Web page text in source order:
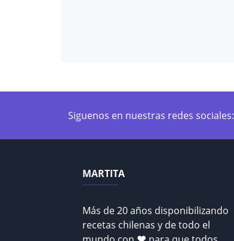
Siguenos en nuestras redes sociales:
MARTITA
Más de 20 años disponibilizando
recetas chilenas y de todo el